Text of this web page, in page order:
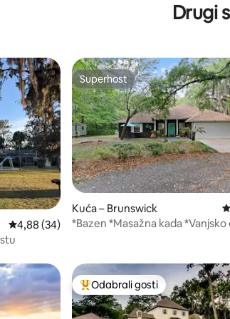
Drugi
„Odabrali gosti”
Prosječna ocjena: 4,88/5, recenzija: 34
4,88 (34)
Superhost
Superhost
Kuća – Brunswick
*Bazen *Masažna kada
Među najviše rangiranima s
Odabrali gosti